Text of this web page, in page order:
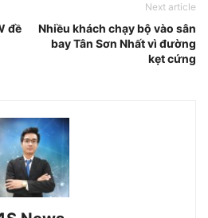
đề
Next article
Nhiều khách chạy bộ vào sân
bay Tân Sơn Nhất vì đường
kẹt cứng